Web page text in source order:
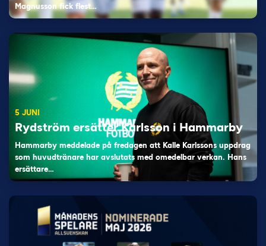
Magnusson fick flest…
5 JUNI
Rydström ersätter Karlsson i Hammarby
Hammarby meddelade på fredagen att Kalle Karlssons uppdrag
som huvudtränare har avslutats med omedelbar verkan. Hans
ersättare…